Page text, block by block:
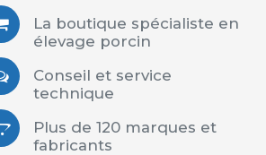
La boutique spécialiste en
élevage porcin
Conseil et service
technique
Plus de 120 marques et
fabricants